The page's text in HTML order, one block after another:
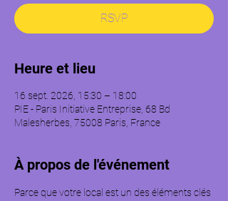
RSVP
Heure et lieu
16 sept. 2026, 15:30 – 18:00
PIE - Paris Initiative Entreprise, 68 Bd
Malesherbes, 75008 Paris, France
À propos de l'événement
Parce que votre local est un des éléments clés